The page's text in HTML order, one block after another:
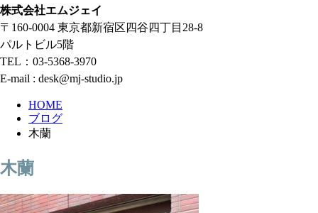
株式会社エムジェイ
〒160-0004 東京都新宿区四谷四丁目28-8
パルトビル5階
TEL：03-5368-3970
E-mail : desk@mj-studio.jp
HOME
ブログ
木蘭
木蘭